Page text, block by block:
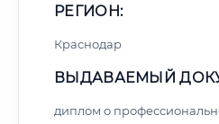
РЕГИОН:
Краснодар
ВЫДАВАЕМЫЙ
диплом о